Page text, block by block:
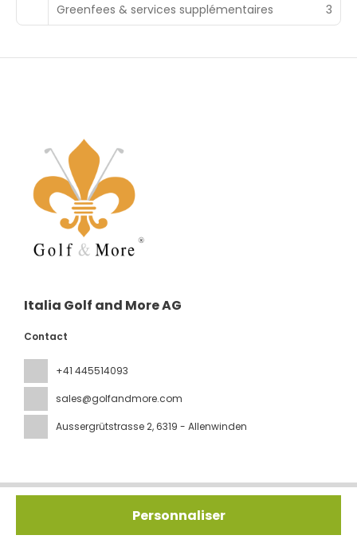
Personnaliser
Greenfees & services supplémentaires 3
Italia Golf and More AG
Contact
+41 445514093
sales@golfandmore.com
Aussergrütstrasse 2, 6319 - Allenwinden
Tous droits réservés IGM © 2026 Politique de confidentialité